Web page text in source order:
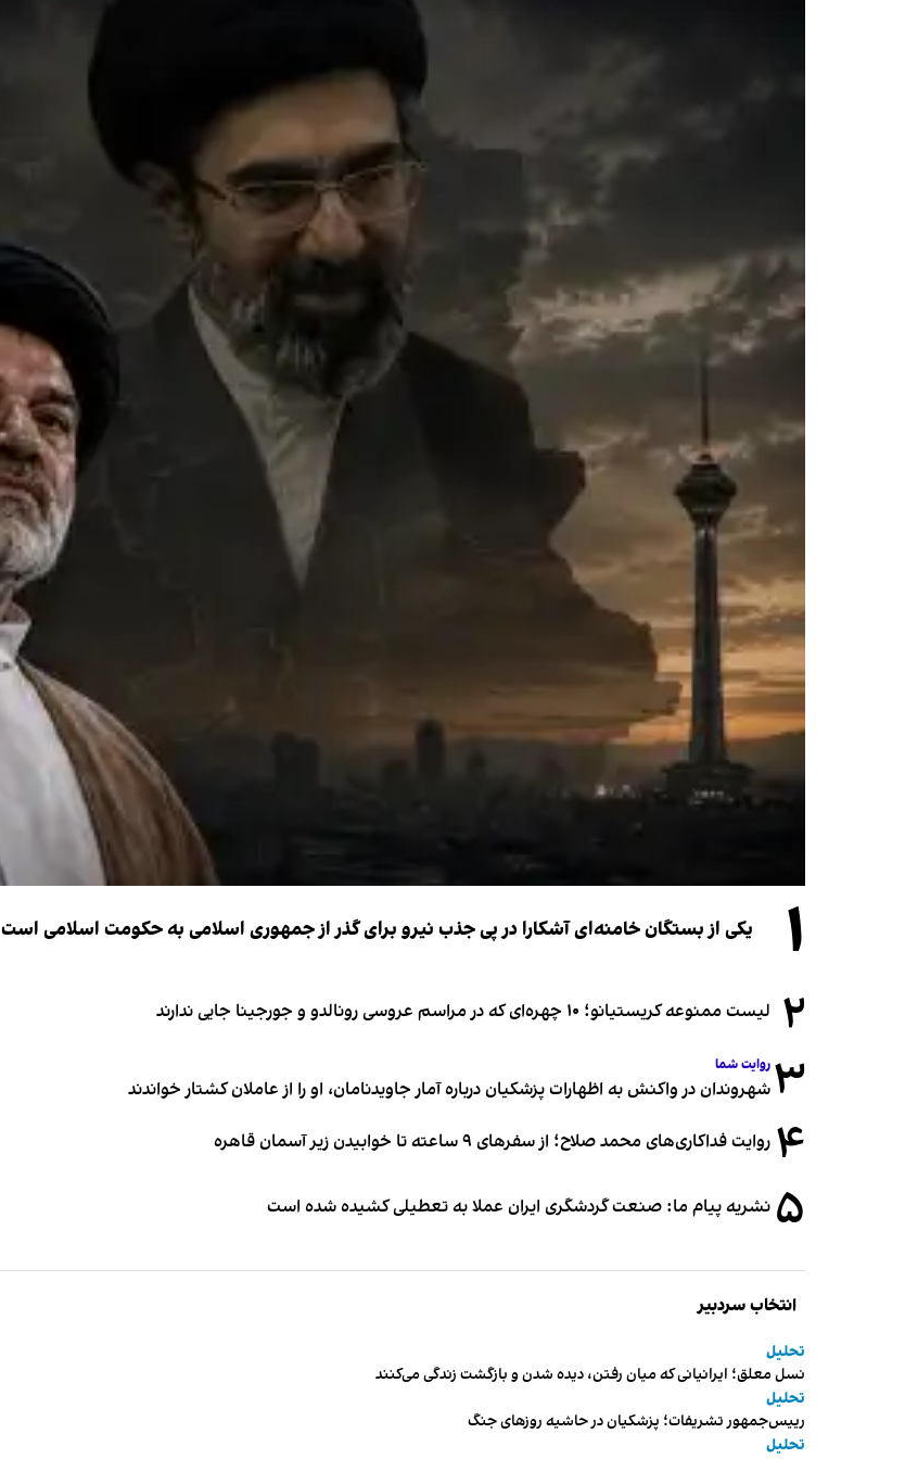
۱ یکی از بستگان خامنه‌ای آشکارا در پی جذب نیرو برای گذر از جمهوری اسلامی به حکومت اسلامی است
۲ لیست ممنوعه کریستیانو؛ ۱۰ چهره‌ای که در مراسم عروسی رونالدو و جورجینا جایی ندارند
۳ روایت شما
شهروندان در واکنش به اظهارات پزشکیان درباره آمار جاویدنامان، او را از عاملان کشتار خواندند
۴ روایت فداکاری‌های محمد صلاح؛ از سفرهای ۹ ساعته تا خوابیدن زیر آسمان قاهره
۵ نشریه پیام ما: صنعت گردشگری ایران عملا به تعطیلی کشیده شده است
انتخاب سردبیر
تحلیل
نسل معلق؛ ایرانیانی که میان رفتن، دیده شدن و بازگشت زندگی می‌کنند
تحلیل
رییس‌جمهور تشریفات؛ پزشکیان در حاشیه روزهای جنگ
تحلیل